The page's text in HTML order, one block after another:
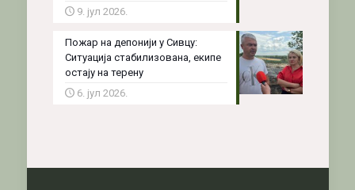
9. јул 2026.
Пожар на депонији у Сивцу:
Ситуација стабилизована, екипе
остају на терену
6. јул 2026.